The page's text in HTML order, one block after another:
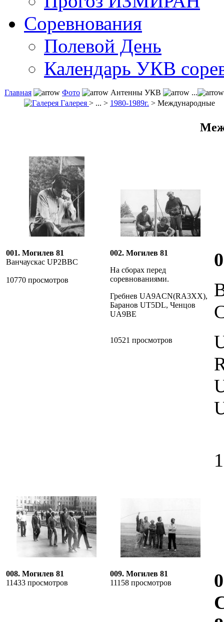
Соревнования
Полевой День
Календарь УКВ
Главная Фото Антенны УКВ
...
Галерея > ... > 1980-1989г. > Международные
001. Могилев 81
Ванчаускас UP2BBC
10770 просмотров
002. Могилев 81
На сборах перед
соревнованиями.
Гребнев UA9ACN(RA3XX),
Баранов UT5DL, Ченцов
UA9BE
10521 просмотров
008. Могилев 81
11433 просмотров
009. Могилев 81
11158 просмотров